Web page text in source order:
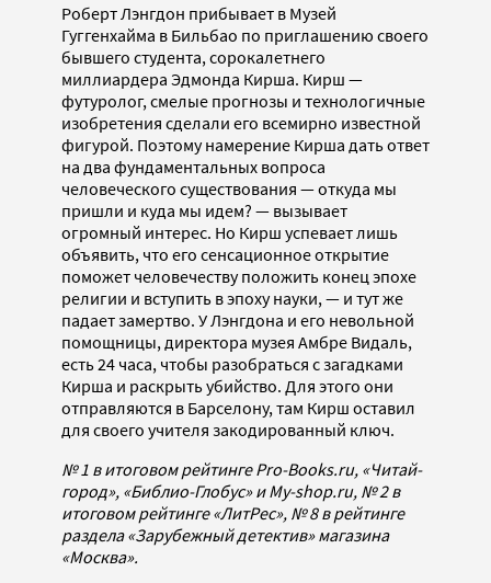
Роберт Лэнгдон прибывает в Музей
Гуггенхайма в Бильбао по приглашению своего
бывшего студента, сорокалетнего
миллиардера Эдмонда Кирша. Кирш —
футуролог, смелые прогнозы и технологичные
изобретения сделали его всемирно известной
фигурой. Поэтому намерение Кирша дать ответ
на два фундаментальных вопроса
человеческого существования — откуда мы
пришли и куда мы идем? — вызывает
огромный интерес. Но Кирш успевает лишь
объявить, что его сенсационное открытие
поможет человечеству положить конец эпохе
религии и вступить в эпоху науки, — и тут же
падает замертво. У Лэнгдона и его невольной
помощницы, директора музея Амбре Видаль,
есть 24 часа, чтобы разобраться с загадками
Кирша и раскрыть убийство. Для этого они
отправляются в Барселону, там Кирш оставил
для своего учителя закодированный ключ.
№ 1 в итоговом рейтинге Pro-Books.ru, «Читай-
город», «Библио-Глобус» и My-shop.ru, № 2 в
итоговом рейтинге «ЛитРес», № 8 в рейтинге
раздела «Зарубежный детектив» магазина
«Москва».